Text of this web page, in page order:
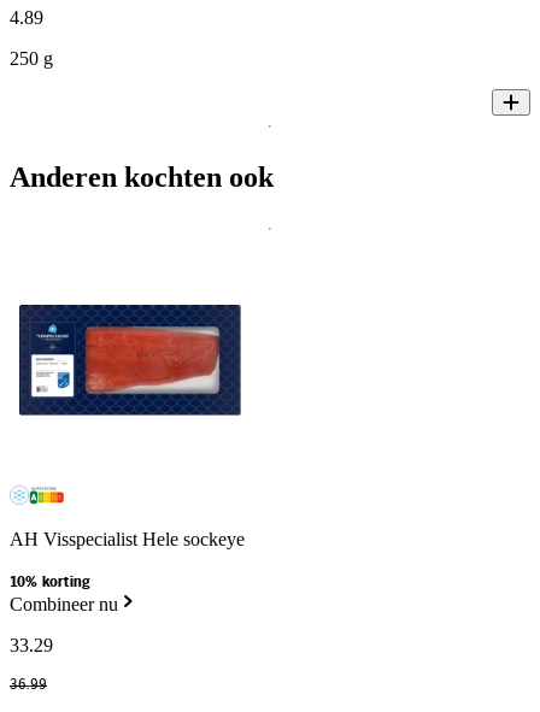
4.89
250 g
Anderen kochten ook
AH Visspecialist Hele sockeye
10% korting
Combineer nu
33.29
36.99